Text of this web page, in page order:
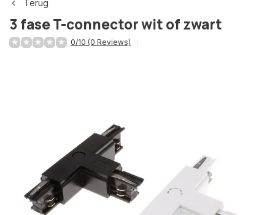
Terug
3 fase T-connector wit of zwart
0/10 (0 Reviews)